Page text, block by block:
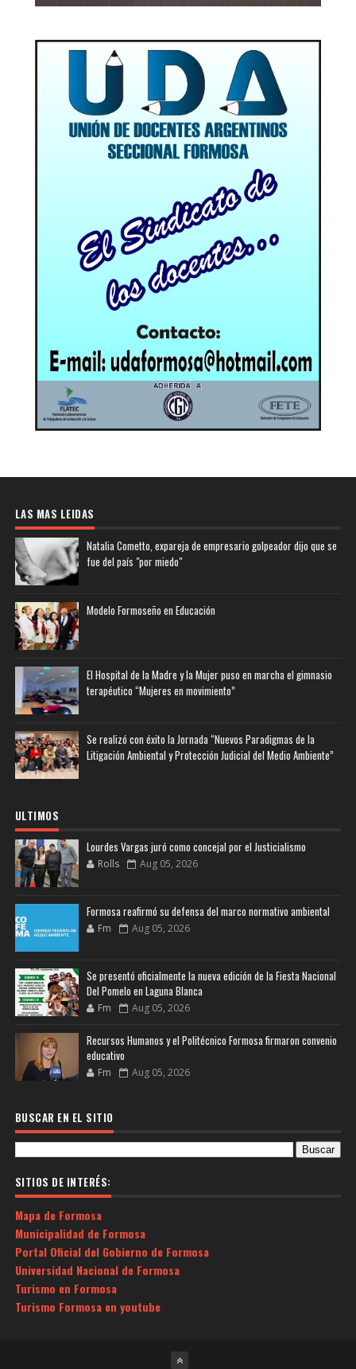
LAS MAS LEIDAS
Natalia Cometto, expareja de empresario golpeador dijo que se
fue del país "por miedo"
Modelo Formoseño en Educación
El Hospital de la Madre y la Mujer puso en marcha el gimnasio
terapéutico “Mujeres en movimiento”
Se realizó con éxito la Jornada “Nuevos Paradigmas de la
Litigación Ambiental y Protección Judicial del Medio Ambiente”
ULTIMOS
Lourdes Vargas juró como concejal por el Justicialismo
Rolls Aug 05, 2026
Formosa reafirmó su defensa del marco normativo ambiental
Fm Aug 05, 2026
Se presentó oficialmente la nueva edición de la Fiesta Nacional
Del Pomelo en Laguna Blanca
Fm Aug 05, 2026
Recursos Humanos y el Politécnico Formosa firmaron convenio
educativo
Fm Aug 05, 2026
BUSCAR EN EL SITIO
SITIOS DE INTERÉS:
Mapa de Formosa
Municipalidad de Formosa
Portal Oficial del Gobierno de Formosa
Universidad Nacional de Formosa
Turismo en Formosa
Turismo Formosa en youtube